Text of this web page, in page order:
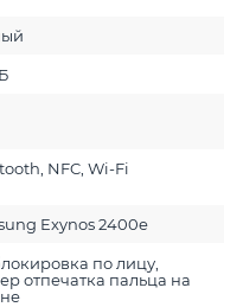
NFC, Wi-Fi
Exynos 2400e
по лицу,
отпечатка пальца на